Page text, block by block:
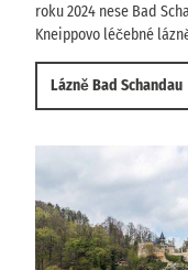
roku 2024 nese Bad
Kneippovo léčebné
Lázně Bad Schandau